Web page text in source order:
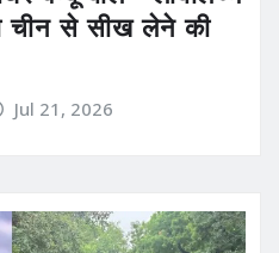
चीन से सीख लेने की
Jul 21, 2026